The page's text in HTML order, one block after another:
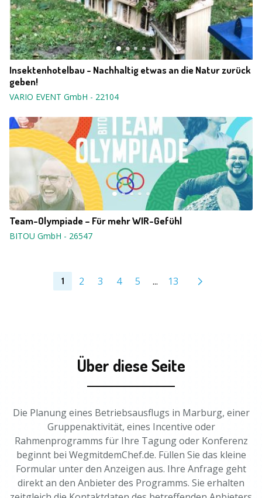
Insektenhotelbau - Nachhaltig etwas an die Natur zurück
geben!
VARIO EVENT GmbH - 22104
Team-Olympiade – Für mehr WIR-Gefühl
BITOU GmbH - 26547
1 2 3 4 5 ... 13
Über diese Seite
Die Planung eines Betriebsausflugs in Marburg, einer
Gruppenaktivität, eines Incentive oder
Rahmenprogramms für Ihre Tagung oder Konferenz
beginnt bei WegmitdemChef.de. Füllen Sie das kleine
Formular unter den Anzeigen aus. Ihre Anfrage geht
direkt an den Anbieter des Programms. Sie erhalten